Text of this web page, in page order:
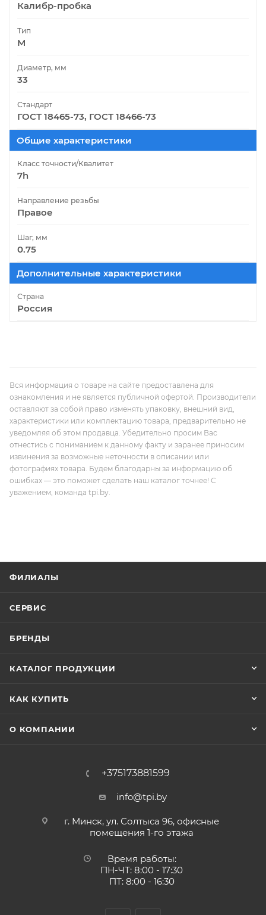
Калибр-пробка
Тип
М
Диаметр, мм
33
Стандарт
ГОСТ 18465-73, ГОСТ 18466-73
Общие характеристики
Класс точности/Квалитет
7h
Направление резьбы
Правое
Шаг, мм
0.75
Дополнительные характеристики
Страна
Россия
Вся информация о товаре на сайте предоставлена для
ознакомления и не является публичной офертой. Производители
оставляют за собой право изменять упаковку, внешний вид,
характеристики или комплектацию товара, предварительно не
уведомляя об этом продавца. Убедительно просим Вас
отнестись с пониманием к данному факту и заранее приносим
извинения за возможные неточности в описании или
фотографиях товара. Будем благодарны за информацию об
ошибках — это поможет сделать наш каталог точнее! С
уважением, команда tpi.by.
ФИЛИАЛЫ
СЕРВИС
БРЕНДЫ
КАТАЛОГ ПРОДУКЦИИ
КАК КУПИТЬ
О КОМПАНИИ
+375173881599
info@tpi.by
г. Минск, ул. Солтыса 96, офисные
помещения 1-го этажа
Время работы:
ПН-ЧТ: 8:00 - 17:30
ПТ: 8:00 - 16:30